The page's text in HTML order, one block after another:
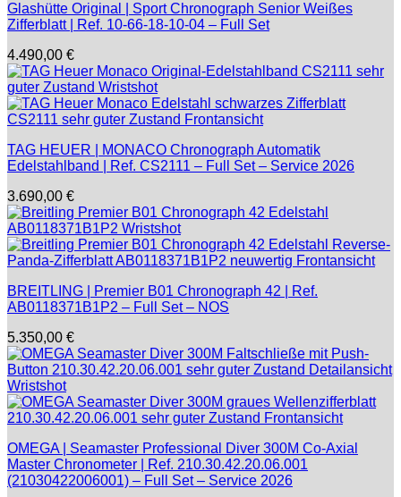
Glashütte Original | Sport Chronograph Senior Weißes
Zifferblatt | Ref. 10-66-18-10-04 – Full Set
4.490,00 €
TAG HEUER | MONACO Chronograph Automatik
Edelstahlband | Ref. CS2111 – Full Set – Service 2026
3.690,00 €
BREITLING | Premier B01 Chronograph 42 | Ref.
AB0118371B1P2 – Full Set – NOS
5.350,00 €
OMEGA | Seamaster Professional Diver 300M Co-Axial
Master Chronometer | Ref. 210.30.42.20.06.001
(21030422006001) – Full Set – Service 2026